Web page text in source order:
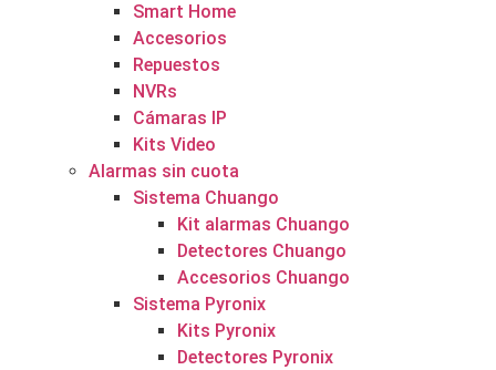
Smart Home
Accesorios
Repuestos
NVRs
Cámaras IP
Kits Video
Alarmas sin cuota
Sistema Chuango
Kit alarmas Chuango
Detectores Chuango
Accesorios Chuango
Sistema Pyronix
Kits Pyronix
Detectores Pyronix